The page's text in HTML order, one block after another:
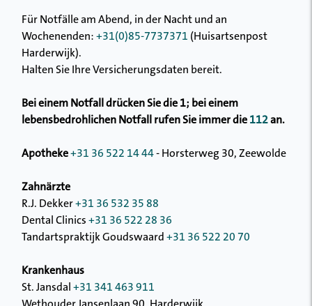
Für Notfälle am Abend, in der Nacht und an
Wochenenden: +31(0)85-7737371 (Huisartsenpost
Harderwijk).
Halten Sie Ihre Versicherungsdaten bereit.
Bei einem Notfall drücken Sie die 1; bei einem
lebensbedrohlichen Notfall rufen Sie immer die 112an.
Apotheke+31 36 522 14 44- Horsterweg 30, Zeewolde
Zahnärzte
R.J. Dekker+31 36 532 35 88
Dental Clinics +31 36 522 28 36
Tandartspraktijk Goudswaard +31 36 522 20 70
Krankenhaus
St. Jansdal +31 341 463 911